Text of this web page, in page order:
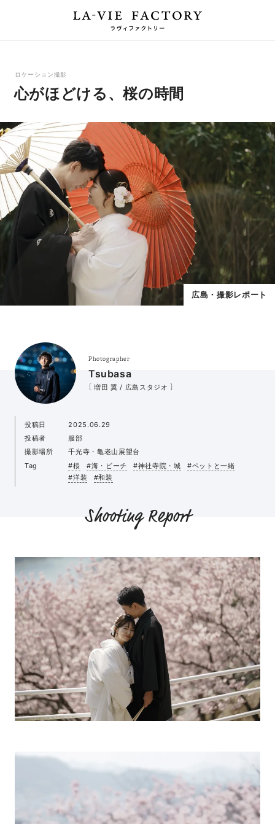
ロケーション撮影
心がほどける、桜の時間
広島・撮影レポート
Photographer
Tsubasa
［ 増田 翼 / 広島スタジオ ］
投稿日
2025.06.29
投稿者
服部
撮影場所
千光寺・亀老山展望台
Tag
#桜 #海・ビーチ #神社寺院・城
#ペットと一緒
#洋装
#和装
Shooting Report